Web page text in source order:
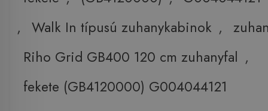
, Walk In típusú zuhanykabinok ,
Riho Grid GB400 120 cm zuhanyfal ,
fekete (GB4120000) G004044121